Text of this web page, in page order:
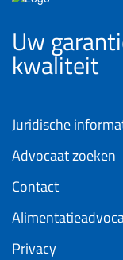
Uw
kwaliteit
Juridische
Advocaat zoeken
Contact
Privacy